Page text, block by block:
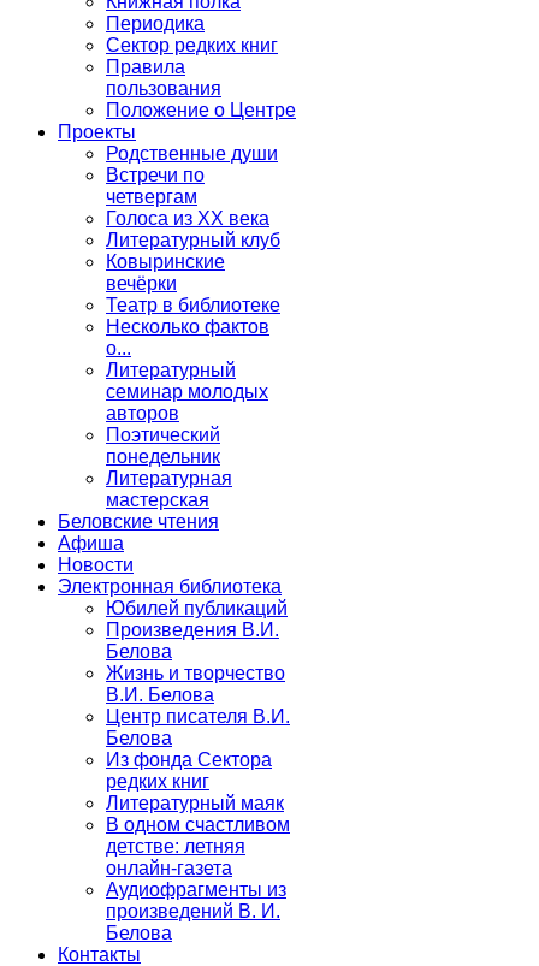
Периодика
Сектор редких книг
Правила
пользования
Положение о Центре
Проекты
Родственные души
Встречи по
четвергам
Голоса из ХХ века
Литературный клуб
Ковыринские
вечёрки
Театр в библиотеке
Несколько фактов
о...
Литературный
семинар молодых
авторов
Поэтический
понедельник
Литературная
мастерская
Беловские чтения
Афиша
Новости
Электронная библиотека
Юбилей публикаций
Произведения В.И.
Белова
Жизнь и творчество
В.И. Белова
Центр писателя В.И.
Белова
Из фонда Сектора
редких книг
Литературный маяк
В одном счастливом
детстве: летняя
онлайн-газета
Аудиофрагменты из
произведений В. И.
Белова
Контакты